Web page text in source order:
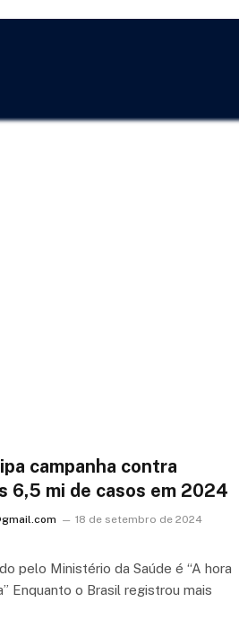
campanha contra
6,5 mi de casos em 2024
18 de setembro de 2024
pelo Ministério da Saúde é “A hora
Enquanto o Brasil registrou mais